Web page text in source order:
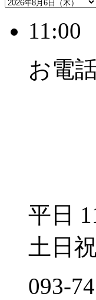
11:00
お電
平日
土日
093-